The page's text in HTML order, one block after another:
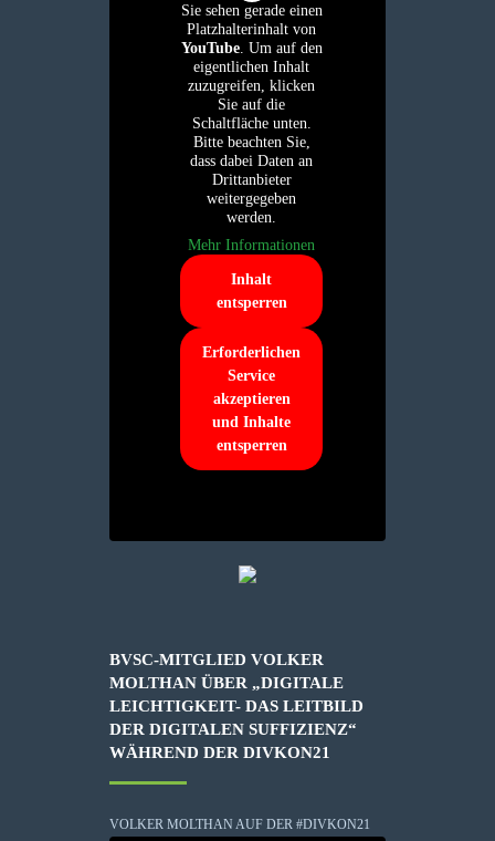
Sie sehen gerade einen
Platzhalterinhalt von
YouTube. Um auf den
eigentlichen Inhalt
zuzugreifen, klicken
Sie auf die
Schaltfläche unten.
Bitte beachten Sie,
dass dabei Daten an
Drittanbieter
weitergegeben
werden.
Mehr Informationen
Inhalt
entsperren
Erforderlichen
Service
akzeptieren
und Inhalte
entsperren
BVSC-MITGLIED VOLKER
MOLTHAN ÜBER „DIGITALE
LEICHTIGKEIT- DAS LEITBILD
DER DIGITALEN SUFFIZIENZ“
WÄHREND DER DIVKON21
VOLKER MOLTHAN AUF DER #DIVKON21